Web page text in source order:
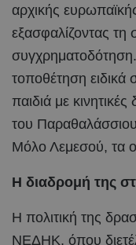
αρχικής
εξασφαλίζοντας τη
τοποθέτηση ειδικά
παιδιά με
του
Μόλο Λεμεσού, τα
Η διαδρομή της
Η πολιτική της
ΝΕΔΗΚ, όπου